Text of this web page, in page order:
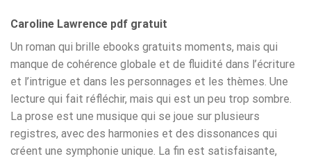
Caroline Lawrence pdf gratuit
Un roman qui brille ebooks gratuits moments, mais qui
manque de cohérence globale et de fluidité dans l’écriture
et l’intrigue et dans les personnages et les thèmes. Une
lecture qui fait réfléchir, mais qui est un peu trop sombre.
La prose est une musique qui se joue sur plusieurs
registres, avec des harmonies et des dissonances qui
créent une symphonie unique. La fin est satisfaisante,